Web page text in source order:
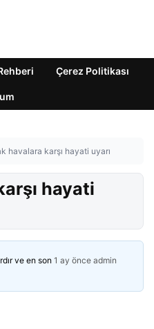
Çerez Politikası
havalara karşı hayati uyarı
hayati
ve en son 1 ay önce admin